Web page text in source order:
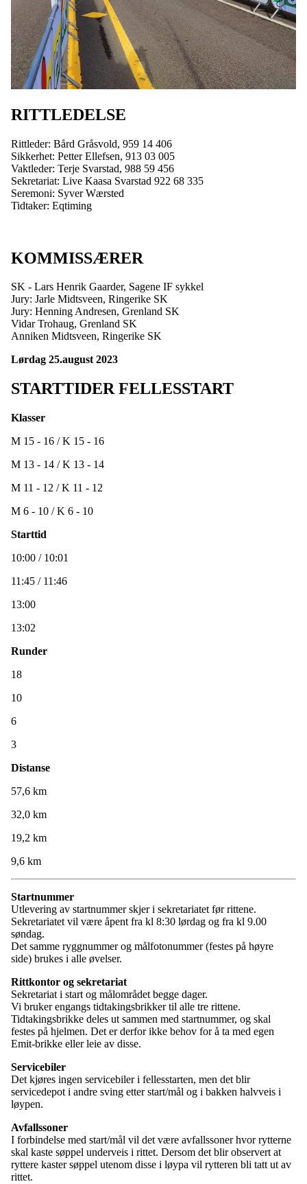
RITTLEDELSE
Rittleder: Bård Gråsvold, 959 14 406
Sikkerhet: Petter Ellefsen, 913 03 005
Vaktleder: Terje Svarstad, 988 59 456
Sekretariat: Live Kaasa Svarstad 922 68 335
Seremoni: Syver Wærsted
Tidtaker: Eqtiming
KOMMISSÆRER
SK - Lars Henrik Gaarder, Sagene IF sykkel
Jury: Jarle Midtsveen, Ringerike SK
Jury: Henning Andresen, Grenland SK
Vidar Trohaug, Grenland SK
Anniken Midtsveen, Ringerike SK
Lørdag 25.august 2023
STARTTIDER FELLESSTART
Klasser
M 15 - 16 / K 15 - 16
M 13 - 14 / K 13 - 14
M 11 - 12 / K 11 - 12
M 6 - 10 / K 6 - 10
Starttid
10:00 / 10:01
11:45 / 11:46
13:00
13:02
Runder
18
10
6
3
Distanse
57,6 km
32,0 km
19,2 km
9,6 km
Startnummer
Utlevering av startnummer skjer i sekretariatet før rittene.
Sekretariatet vil være åpent fra kl 8:30 lørdag og fra kl 9.00
søndag.
Det samme ryggnummer og målfotonummer (festes på høyre
side) brukes i alle øvelser.
Rittkontor og sekretariat
Sekretariat i start og målområdet begge dager.
Vi bruker engangs tidtakingsbrikker til alle tre rittene.
Tidtakingsbrikke deles ut sammen med startnummer, og skal
festes på hjelmen. Det er derfor ikke behov for å ta med egen
Emit-brikke eller leie av disse.
Servicebiler
Det kjøres ingen servicebiler i fellesstarten, men det blir
servicedepot i andre sving etter start/mål og i bakken halvveis i
løypen.
Avfallssoner
I forbindelse med start/mål vil det være avfallssoner hvor rytterne
skal kaste søppel underveis i rittet. Dersom det blir observert at
ryttere kaster søppel utenom disse i løypa vil rytteren bli tatt ut av
rittet.